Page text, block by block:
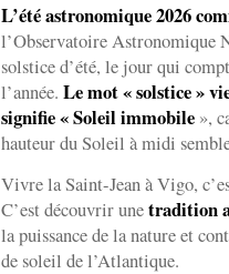
L’été astronomique 2026
l’Observatoire Astronomique
solstice d’été, le jour qui
l’année. Le mot « solstice »
signifie « Soleil immobile »,
hauteur du Soleil à midi
Vivre la Saint-Jean à Vigo,
C’est découvrir unetradition
la puissance de la nature et
de soleil de l’Atlantique.